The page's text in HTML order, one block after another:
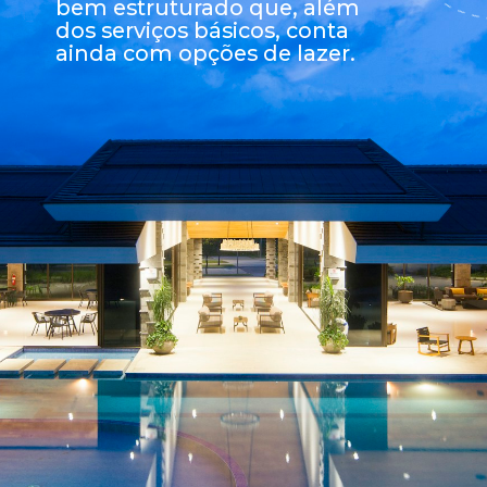
bem estruturado que, além
dos serviços básicos, conta
ainda com opções de lazer.